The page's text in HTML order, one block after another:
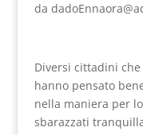
da
Diversi cittadini
hanno pensato
nella maniera per
sbarazzati